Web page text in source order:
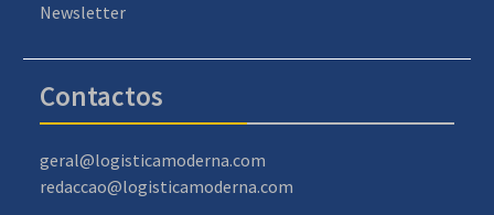
Newsletter
Contactos
geral@logisticamoderna.com
redaccao@logisticamoderna.com